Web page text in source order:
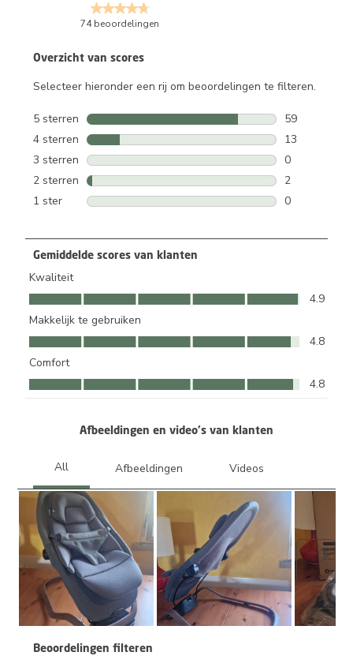
Overzicht van scores
Selecteer hieronder een rij om beoordelingen te filteren.
5 sterren sterren
59
59
4 sterren sterren
13
13
3 sterren sterren
0
0
2 sterren sterren
2
2
1 ster sterren
0
74 beoordelingen
Gemiddelde scores van klanten
Kwaliteit
Kwaliteit, 4.9 van 5
4.9
Makkelijk te gebruiken
Makkelijk te gebruiken, 4.8 van 5
4.8
Comfort
Comfort, 4.8 van 5
4.8
Afbeeldingen en video's van klanten
Beoordelingen filteren